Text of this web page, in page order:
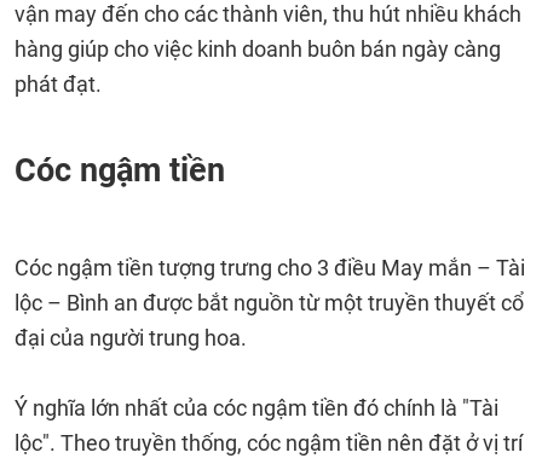
vận may đến cho các thành viên, thu hút nhiều khách
hàng giúp cho việc kinh doanh buôn bán ngày càng
phát đạt.
Cóc ngậm tiền
Cóc ngậm tiền tượng trưng cho 3 điều May mắn – Tài
lộc – Bình an được bắt nguồn từ một truyền thuyết cổ
đại của người trung hoa.
Ý nghĩa lớn nhất của cóc ngậm tiền đó chính là "Tài
lộc". Theo truyền thống, cóc ngậm tiền nên đặt ở vị trí